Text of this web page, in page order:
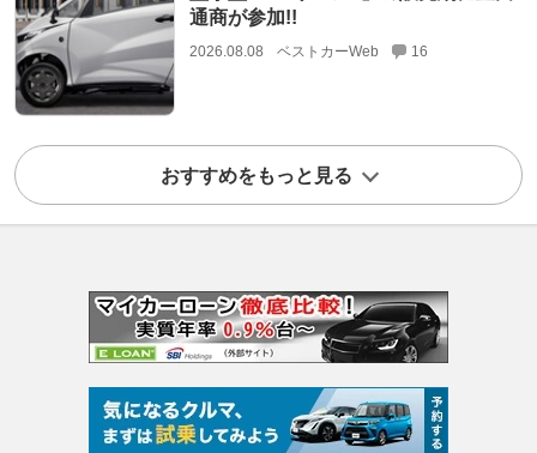
通商が参加!!
2026.08.08 ベストカーWeb 16
おすすめをもっと見る